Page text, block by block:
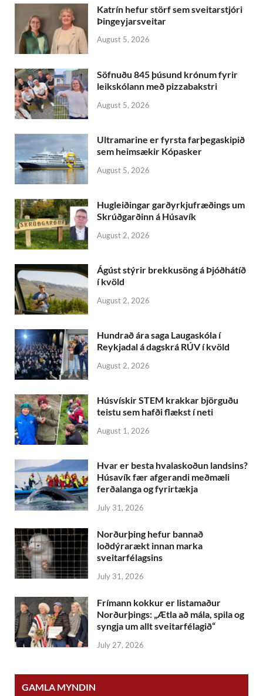
Katrín hefur störf sem sveitarstjóri
Þingeyjarsveitar
August 5, 2026
Söfnuðu 845 þúsund krónum fyrir
leikskólann með pizzabakstri
August 5, 2026
Ultramarine er fyrsta farþegaskipið
sem heimsækir Kópasker
August 5, 2026
Hugleiðingar garðyrkjufræðings um
Skrúðgarðinn á Húsavík
August 2, 2026
Ágúst stýrir brekkusöng á Þjóðhátíð
í kvöld
August 2, 2026
Hundrað ára saga Laugaskóla í
Reykjadal á dagskrá RÚV í kvöld
August 2, 2026
Húsvískir STEM krakkar björguðu
teistu sem hafði flækst í neti
August 1, 2026
Hvar er besta hvalaskoðun landsins?
Húsavík fær afgerandi meðmæli
ferðalanga og fyrirtækja
July 31, 2026
Norðurþing hefur bannað
loðdýrarækt innan marka
sveitarfélagsins
July 31, 2026
Frímann kokkur er listamaður
Norðurþings: „Ætla að mála, spila og
syngja um allt sveitarfélagið“
July 27, 2026
GAMLA MYNDIN